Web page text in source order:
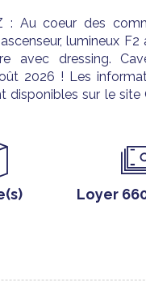
: Au coeur des
lumineux F2
avec dressing.
2026 ! Les
disponibles sur le site
Loyer